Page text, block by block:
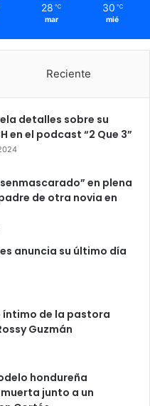
28 ℃
mar
30 ℃
mié
Reciente
detalles sobre su
en el podcast “2 Que 3”
en plena
de otra novia en
anuncia su último día
íntimo de la pastora
Guzmán
hondureña
junto a un